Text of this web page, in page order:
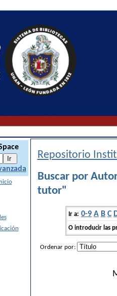
Repositorio
Buscar por
tutor"
Ir a: 0-9 A B C
O introducir las
Ordenar por: